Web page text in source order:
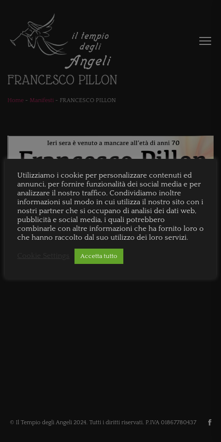
FRANCESCO PILLON
Home - Manifesti - FRANCESCO PILLON
© Il Tempio degli Angeli 2024. Tutti i diritti riservati. P.IVA 01867780437
Utilizziamo i cookie per personalizzare contenuti ed
annunci, per fornire funzionalità dei social media e per
analizzare il nostro traffico. Condividiamo inoltre
informazioni sul modo in cui utilizza il nostro sito con i
nostri partner che si occupano di analisi dei dati web,
pubblicità e social media, i quali potrebbero
combinarle con altre informazioni che ha fornito loro o
che hanno raccolto dal suo utilizzo dei loro servizi.
Accetta tutto